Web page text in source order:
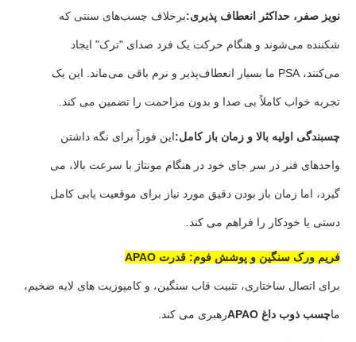
نویز صفر، حداکثر انعطاف پذیری:برخلاف چسب‌های سنتی که
شکننده می‌شوند و هنگام حرکت یک فرد صدای "ترک" ایجاد
می‌کنند، PSA ما بسیار انعطاف‌پذیر و نرم باقی می‌ماند. این یک
تجربه خواب کاملاً بی صدا و بدون مزاحمت را تضمین می کند.
چسبندگی اولیه بالا و زمان باز کامل:این فوراً برای نگه داشتن
واحدهای فنر در سر جای خود در هنگام مونتاژ با سرعت بالا، می
گیرد، اما زمان باز بودن دقیق مورد نیاز برای موقعیت یابی کامل
دستی یا خودکار را فراهم می کند.
فریم ورک سنگین و پوشش فوم: قدرت APAO
برای اتصال ساختاری، تثبیت قاب سنگین، و کامپوزیت های لایه ضخیم،
ماچسب ذوب داغ APAO رهبری می کند.